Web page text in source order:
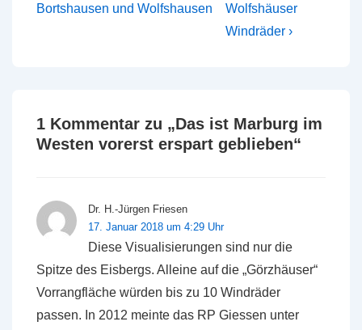
Bortshausen und Wolfshausen
Wolfshäuser
Windräder ›
1 Kommentar zu „Das ist Marburg im
Westen vorerst erspart geblieben“
Dr. H.-Jürgen Friesen
17. Januar 2018 um 4:29 Uhr
Diese Visualisierungen sind nur die
Spitze des Eisbergs. Alleine auf die „Görzhäuser“
Vorrangfläche würden bis zu 10 Windräder
passen. In 2012 meinte das RP Giessen unter